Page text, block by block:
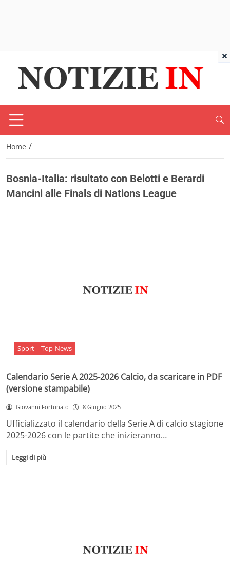
Home /
Bosnia-Italia: risultato con Belotti e Berardi
Mancini alle Finals di Nations League
Sport Top-News
Calendario Serie A 2025-2026 Calcio, da scaricare in PDF
(versione stampabile)
Giovanni Fortunato 8 Giugno 2025
Ufficializzato il calendario della Serie A di calcio stagione
2025-2026 con le partite che inizieranno…
Leggi di più
×